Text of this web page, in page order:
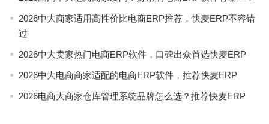
2026中大商家适用高性价比电商ERP推荐，快麦ERP不容错
过
2026中大卖家热门电商ERP软件，口碑出众首选快麦ERP
2026中大电商商家适配的电商ERP软件，推荐快麦ERP
2026电商大商家仓库管理系统品牌怎么选？推荐快麦ERP